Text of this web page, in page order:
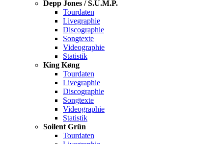
Depp Jones / S.U.M.P.
Tourdaten
Livegraphie
Discographie
Songtexte
Videographie
Statistik
King Køng
Tourdaten
Livegraphie
Discographie
Songtexte
Videographie
Statistik
Soilent Grün
Tourdaten